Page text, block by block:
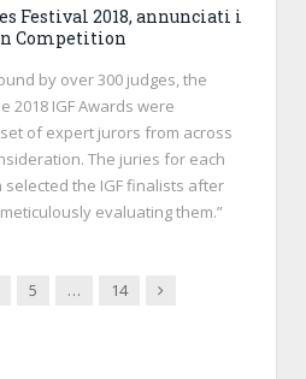
Festival 2018, annunciati i
Competition
by over 300 judges, the
2018 IGF Awards were
of expert jurors from across
The juries for each
the IGF finalists after
evaluating them.”
5 … 14 Next